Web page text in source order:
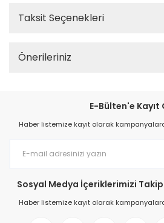
Taksit Seçenekleri
Önerileriniz
E-Bülten'e Kayıt
Haber listemize kayıt olarak
Sosyal Medya İçeriklerimizi
Haber listemize kayıt olarak